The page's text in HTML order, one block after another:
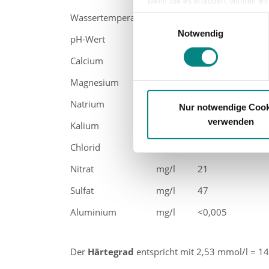
Ihr Gerät durch aktives
Erfahren Sie mehr darüber, wie
Einwilligungsauswahl
Notwendig
Nur notwendige
verwenden
Wassertemperatur
pH-Wert
7,42
Calcium
95,4
Magnesium
mg/l
3,6
Natrium
20,0
Kalium
4,4
Chlorid
Nitrat
mg/l
21
Sulfat
mg/l
47
Aluminium
mg/l <0,005
Der Härtegrad entspricht mit 2,53 mmol/l =